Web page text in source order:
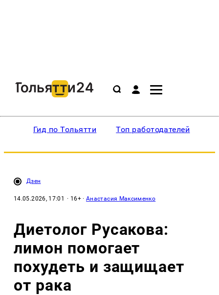
Гид по Тольятти Топ работодателей
Дзен
14.05.2026, 17:01 · 16+ ·Анастасия Максименко
Диетолог Русакова:
лимон помогает
похудеть и защищает
от рака